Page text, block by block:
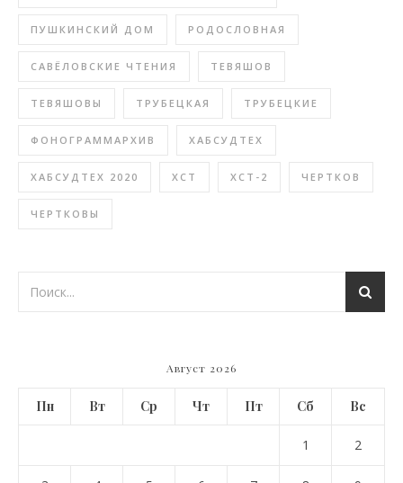
ПУШКИНСКИЙ ДОМ РОДОСЛОВНАЯ
САВЁЛОВСКИЕ ЧТЕНИЯ ТЕВЯШОВ
ТЕВЯШОВЫ ТРУБЕЦКАЯ ТРУБЕЦКИЕ
ФОНОГРАММАРХИВ ХАБСУДТЕХ
ХАБСУДТЕХ 2020 ХСТ ХСТ-2 ЧЕРТКОВ
ЧЕРТКОВЫ
Август 2026
Пн Вт Ср Чт Пт Сб Вс
1 2